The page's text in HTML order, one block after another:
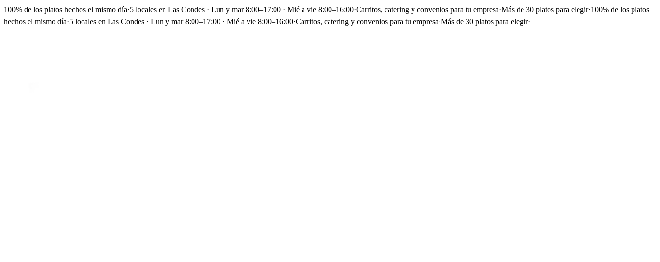
100% de los platos hechos el mismo día·5 locales en Las Condes · Lun y mar 8:00–17:00 · Mié a vie 8:00–16:00·Carritos, catering y convenios para tu empresa·Más de 30 platos para elegir·100% de los platos
hechos el mismo día·5 locales en Las Condes · Lun y mar 8:00–17:00 · Mié a vie 8:00–16:00·Carritos, catering y convenios para tu empresa·Más de 30 platos para elegir·